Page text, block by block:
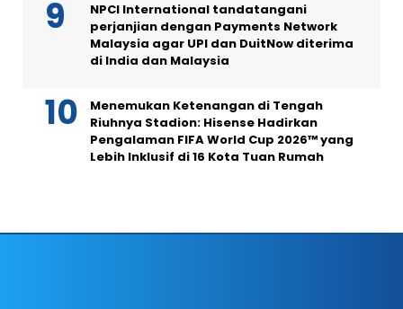
NPCI International tandatangani
perjanjian dengan Payments Network
Malaysia agar UPI dan DuitNow diterima
di India dan Malaysia
Menemukan Ketenangan di Tengah
Riuhnya Stadion: Hisense Hadirkan
Pengalaman FIFA World Cup 2026™ yang
Lebih Inklusif di 16 Kota Tuan Rumah